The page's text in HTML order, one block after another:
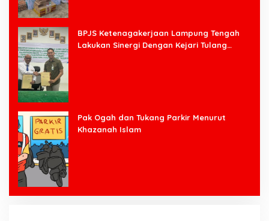
BPJS Ketenagakerjaan Lampung Tengah
Lakukan Sinergi Dengan Kejari Tulang
Pak Ogah dan Tukang Parkir Menurut
Khazanah Islam